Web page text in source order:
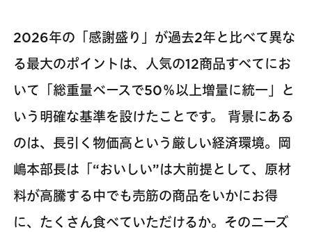
2026年の「感謝盛り」が過去2年と比べて異な
る最大のポイントは、人気の12商品すべてにお
いて「総重量ベースで50％以上増量に統一」と
いう明確な基準を設けたことです。 背景にある
のは、長引く物価高という厳しい経済環境。岡
嶋本部長は「“おいしい”は大前提として、原材
料が高騰する中でも売筋の商品をいかにお得
に、たくさん食べていただけるか。そのニーズ